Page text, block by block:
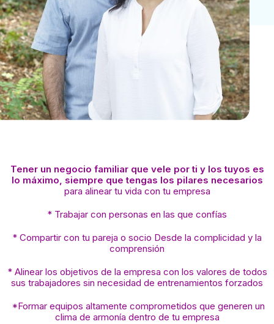
Tener un negocio familiar que vele por ti y los tuyos es
lo máximo, siempre que tengas los pilares necesarios
para alinear tu vida con tu empresa
* Trabajar con personas en las que confías
* Compartir con tu pareja o socio Desde la complicidad y la
comprensión
* Alinear los objetivos de la empresa con los valores de todos
sus trabajadores sin necesidad de entrenamientos forzados
*Formar equipos altamente comprometidos que generen un
clima de armonía dentro de tu empresa